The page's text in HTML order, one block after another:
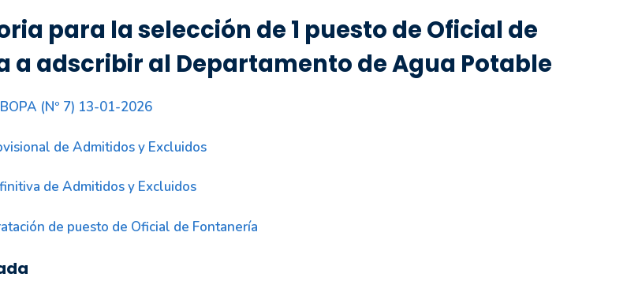
para la selección de 1 puesto de Oficial de
a adscribir al Departamento de Agua Potable
(Nº 7) 13-01-2026
de Admitidos y Excluidos
de Admitidos y Excluidos
de puesto de Oficial de Fontanería